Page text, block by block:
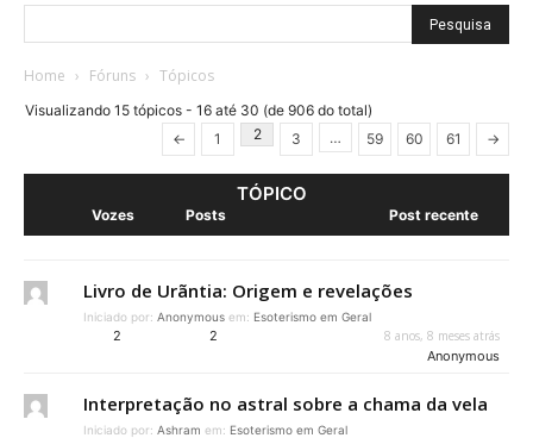
Home › Fóruns › Tópicos
Visualizando 15 tópicos - 16 até 30 (de 906 do total)
←
1 2 3 … 59 60 61 →
TÓPICO
Vozes Posts Post recente
Livro de Urãntia: Origem e revelações
Iniciado por: Anonymous em: Esoterismo em Geral
2 2
8 anos, 8 meses atrás
Anonymous
Interpretação no astral sobre a chama da vela
Iniciado por: Ashram em: Esoterismo em Geral